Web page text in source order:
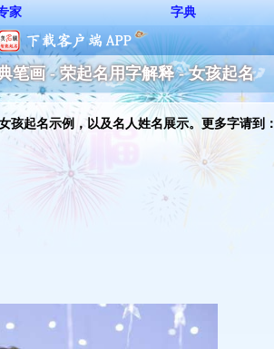
家 字典
笔画 - 荣起名用字解释 - 女孩起名
起名示例，以及名人姓名展示。更多字请到：